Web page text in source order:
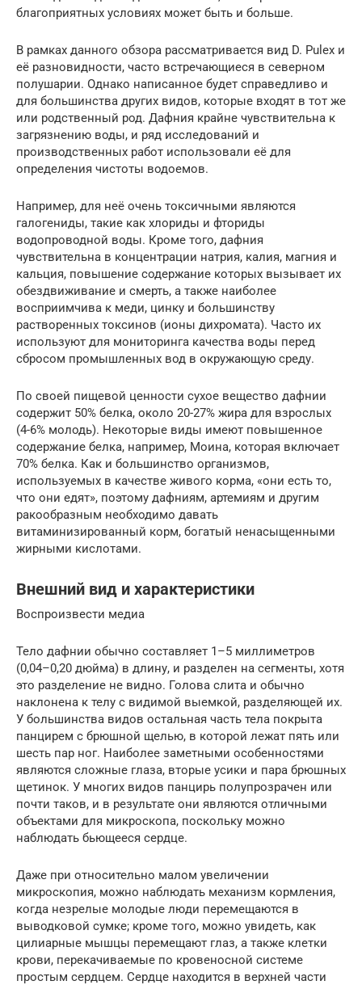
благоприятных условиях может быть и больше.
В рамках данного обзора рассматривается вид D. Pulex и
её разновидности, часто встречающиеся в северном
полушарии. Однако написанное будет справедливо и
для большинства других видов, которые входят в тот же
или родственный род. Дафния крайне чувствительна к
загрязнению воды, и ряд исследований и
производственных работ использовали её для
определения чистоты водоемов.
Например, для неё очень токсичными являются
галогениды, такие как хлориды и фториды
водопроводной воды. Кроме того, дафния
чувствительна в концентрации натрия, калия, магния и
кальция, повышение содержание которых вызывает их
обездвиживание и смерть, а также наиболее
восприимчива к меди, цинку и большинству
растворенных токсинов (ионы дихромата). Часто их
используют для мониторинга качества воды перед
сбросом промышленных вод в окружающую среду.
По своей пищевой ценности сухое вещество дафнии
содержит 50% белка, около 20-27% жира для взрослых
(4-6% молодь). Некоторые виды имеют повышенное
содержание белка, например, Моина, которая включает
70% белка. Как и большинство организмов,
используемых в качестве живого корма, «они есть то,
что они едят», поэтому дафниям, артемиям и другим
ракообразным необходимо давать
витаминизированный корм, богатый ненасыщенными
жирными кислотами.
Внешний вид и характеристики
Воспроизвести медиа
Тело дафнии обычно составляет 1–5 миллиметров
(0,04–0,20 дюйма) в длину, и разделен на сегменты, хотя
это разделение не видно. Голова слита и обычно
наклонена к телу с видимой выемкой, разделяющей их.
У большинства видов остальная часть тела покрыта
панцирем с брюшной щелью, в которой лежат пять или
шесть пар ног. Наиболее заметными особенностями
являются сложные глаза, вторые усики и пара брюшных
щетинок. У многих видов панцирь полупрозрачен или
почти таков, и в результате они являются отличными
объектами для микроскопа, поскольку можно
наблюдать бьющееся сердце.
Даже при относительно малом увеличении
микроскопия, можно наблюдать механизм кормления,
когда незрелые молодые люди перемещаются в
выводковой сумке; кроме того, можно увидеть, как
цилиарные мышцы перемещают глаз, а также клетки
крови, перекачиваемые по кровеносной системе
простым сердцем. Сердце находится в верхней части